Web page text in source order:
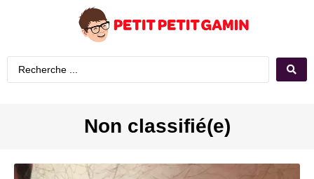
Non classifié(e)